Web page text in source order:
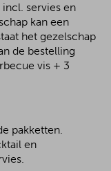
servies en
kan een
het gezelschap
de bestelling
vis + 3
pakketten.
en